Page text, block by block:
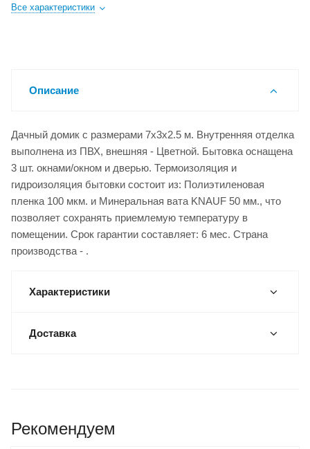
Все характеристики
Описание
Дачный домик с размерами 7x3x2.5 м. Внутренняя отделка
выполнена из ПВХ, внешняя - Цветной. Бытовка оснащена
3 шт. окнами/окном и дверью. Термоизоляция и
гидроизоляция бытовки состоит из: Полиэтиленовая
пленка 100 мкм. и Минеральная вата KNAUF 50 мм., что
позволяет сохранять приемлемую температуру в
помещении. Срок гарантии составляет: 6 мес. Страна
производства - .
Характеристики
Доставка
Рекомендуем